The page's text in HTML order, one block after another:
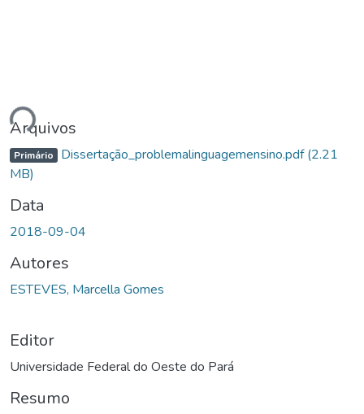
Arquivos
Primário Dissertação_problemalinguagemensino.pdf(2.21
MB)
Data
2018-09-04
Autores
ESTEVES, Marcella Gomes
Editor
Universidade Federal do Oeste do Pará
Resumo